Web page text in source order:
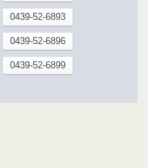
0439-52-6893
0439-52-6896
0439-52-6899